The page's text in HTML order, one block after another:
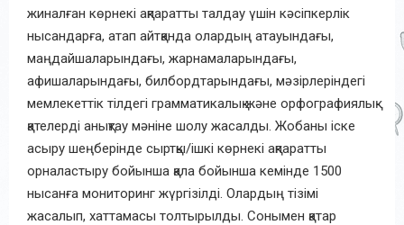
жиналған көрнекі ақпаратты талдау үшін кәсіпкерлік
нысандарға, атап айтқанда олардың атауындағы,
маңдайшаларындағы, жарнамаларындағы,
афишаларындағы, билбордтарындағы, мәзірлеріндегі
мемлекеттік тілдегі грамматикалық және орфографиялық
қателерді анықтау мәніне шолу жасалды. Жобаны іске
асыру шеңберінде сыртқы/ішкі көрнекі ақпаратты
орналастыру бойынша қала бойынша кемінде 1500
нысанға мониторинг жүргізілді. Олардың тізімі
жасалып, хаттамасы толтырылды. Сонымен қатар